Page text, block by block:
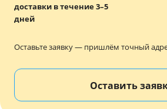
доставки в течение 3–5
дней
Оставьте заявку — пришлём точный
Оставить